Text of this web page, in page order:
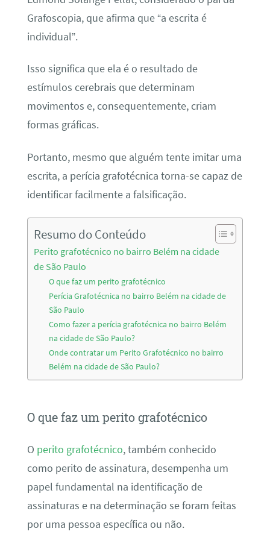
Grafoscopia, que afirma que “a escrita é
individual”.
Isso significa que ela é o resultado de
estímulos cerebrais que determinam
movimentos e, consequentemente, criam
formas gráficas.
Portanto, mesmo que alguém tente imitar uma
escrita, a perícia grafotécnica torna-se capaz de
identificar facilmente a falsificação.
Resumo do Conteúdo
Perito grafotécnico no bairro Belém na cidade
de São Paulo
O que faz um perito grafotécnico
Perícia Grafotécnica no bairro Belém na cidade de
São Paulo
Como fazer a perícia grafotécnica no bairro Belém
na cidade de São Paulo?
Onde contratar um Perito Grafotécnico no bairro
Belém na cidade de São Paulo?
O que faz um perito grafotécnico
O perito grafotécnico, também conhecido
como perito de assinatura, desempenha um
papel fundamental na identificação de
assinaturas e na determinação se foram feitas
por uma pessoa específica ou não.